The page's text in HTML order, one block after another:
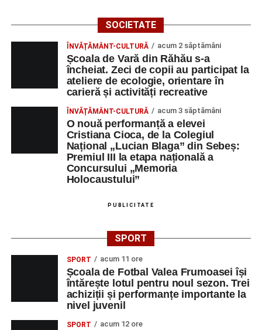
SOCIETATE
ÎNVĂȚĂMÂNT-CULTURĂ acum 2 săptămâni
Școala de Vară din Răhău s-a
încheiat. Zeci de copii au participat la
ateliere de ecologie, orientare în
carieră și activități recreative
ÎNVĂȚĂMÂNT-CULTURĂ acum 3 săptămâni
O nouă performanță a elevei
Cristiana Cioca, de la Colegiul
Național „Lucian Blaga” din Sebeș:
Premiul III la etapa națională a
Concursului „Memoria
Holocaustului”
PUBLICITATE
SPORT
SPORT acum 11 ore
Școala de Fotbal Valea Frumoasei își
întărește lotul pentru noul sezon. Trei
achiziții și performanțe importante la
nivel juvenil
SPORT acum 12 ore